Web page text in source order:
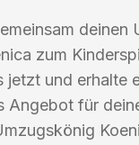
deinen
zum
jetzt und erhalte
Angebot für